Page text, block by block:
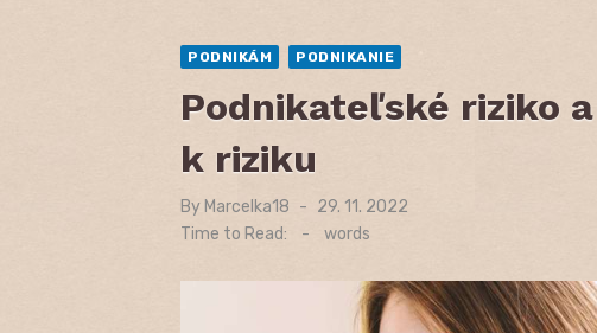
PODNIKÁM PODNIKANIE
Podnikateľské riziko
k riziku
By Marcelka18
Posted
on
29. 11. 2022
Time to Read:
- words